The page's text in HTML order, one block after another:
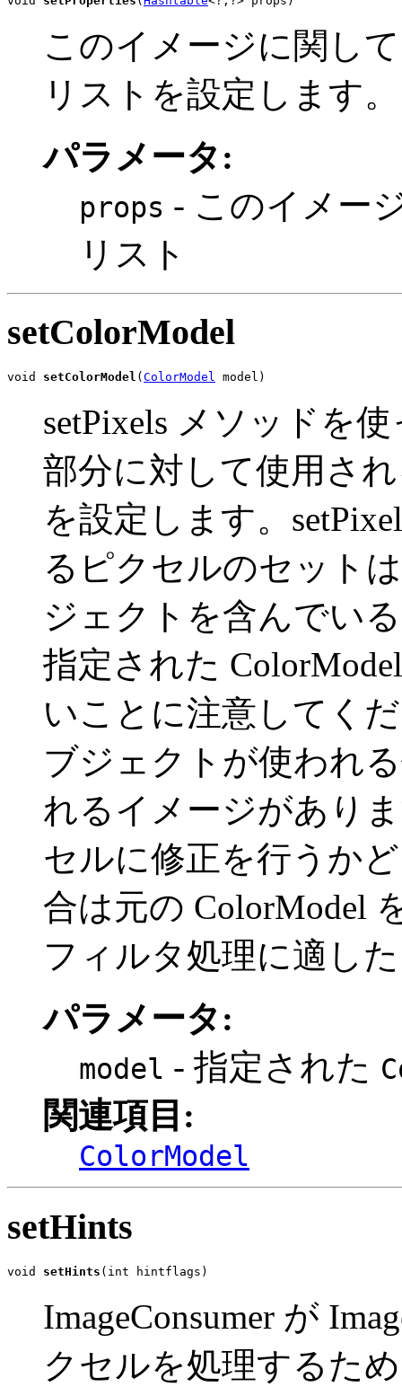
このイメージに関し
リストを設定します。
パラメータ:
props - このイメー
リスト
setColorModel
void setColorModel ( ColorModel model)
setPixels メソッドを
部分に対して使用さ
を設定します。
るピクセルのセット
ジェクトを含んでい
指定された
いことに注意してく
ブジェクトが使われ
れるイメージがあり
セルに修正を行うか
合は元の ColorModel
フィルタ処理に適し
パラメータ:
model - 指定された
関連項目:
ColorModel
setHints
void setHints (int hintflags)
ImageConsumer が
クセルを処理するた